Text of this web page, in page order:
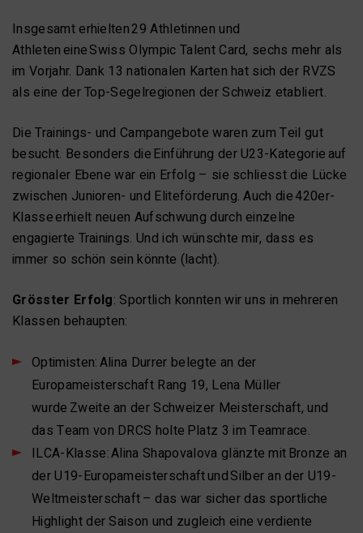
Insgesamt erhielten 29 Athletinnen und
Athleten eine Swiss Olympic Talent Card, sechs mehr als
im Vorjahr. Dank 13 nationalen Karten hat sich der RVZS
als eine der Top-Segelregionen der Schweiz etabliert.
Die Trainings- und Campangebote waren zum Teil gut
besucht. Besonders die Einführung der U23-Kategorie auf
regionaler Ebene war ein Erfolg – sie schliesst die Lücke
zwischen Junioren- und Eliteförderung. Auch die 420er-
Klasse erhielt neuen Aufschwung durch einzelne
engagierte Trainings. Und ich wünschte mir, dass es
immer so schön sein könnte (lacht).
Grösster Erfolg: Sportlich konnten wir uns in mehreren
Klassen behaupten:
Optimisten: Alina Durrer belegte an der
Europameisterschaft Rang 19, Lena Müller
wurde Zweite an der Schweizer Meisterschaft, und
das Team von DRCS holte Platz 3 im Teamrace.
ILCA-Klasse: Alina Shapovalova glänzte mit Bronze an
der U19-Europameisterschaft und Silber an der U19-
Weltmeisterschaft – das war sicher das sportliche
Highlight der Saison und zugleich eine verdiente